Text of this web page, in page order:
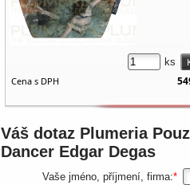
ks
Cena s DPH
Váš dotaz Plumeria
Dancer Edgar Degas
Vaše jméno, příjmení, firma:*